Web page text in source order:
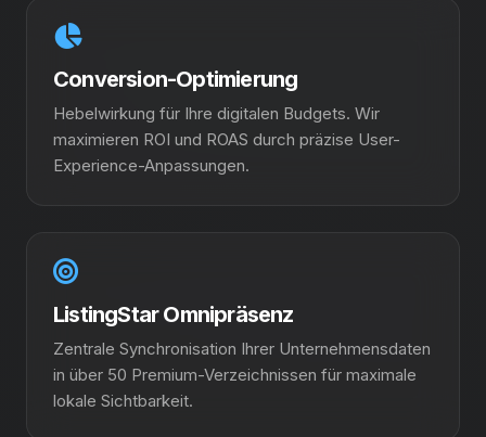
Conversion-Optimierung
Hebelwirkung für Ihre digitalen Budgets. Wir
maximieren ROI und ROAS durch präzise User-
Experience-Anpassungen.
ListingStar Omnipräsenz
Zentrale Synchronisation Ihrer Unternehmensdaten
in über 50 Premium-Verzeichnissen für maximale
lokale Sichtbarkeit.